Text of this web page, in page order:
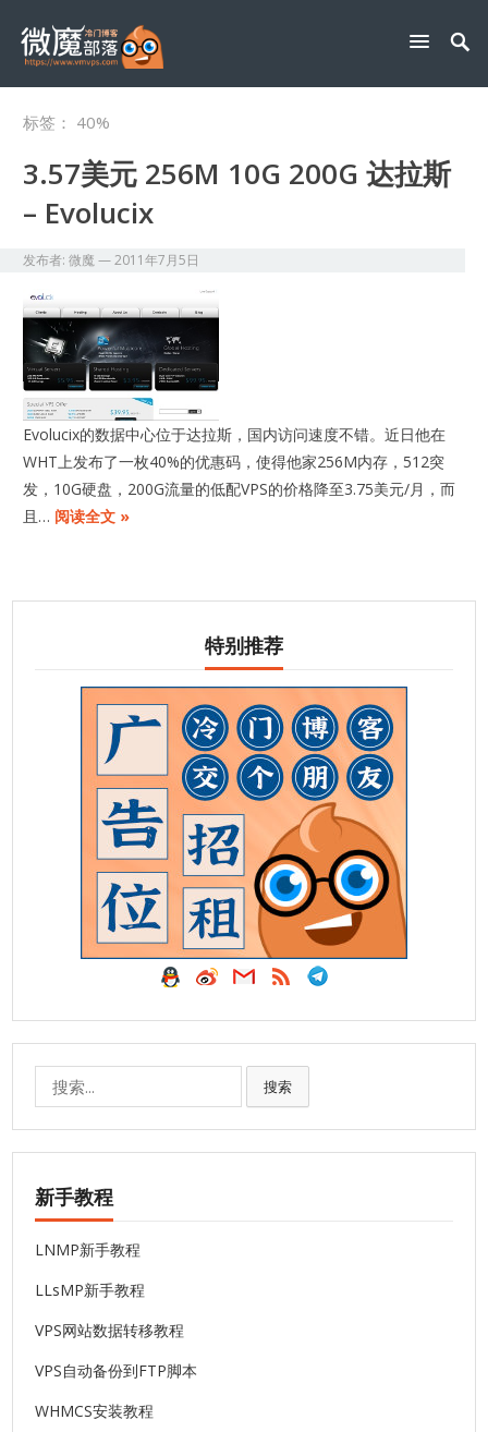
标签： 40%
3.57美元 256M 10G 200G 达拉斯
– Evolucix
发布者:微魔—2011年7月5日
Evolucix的数据中心位于达拉斯，国内访问速度不错。近日他在
WHT上发布了一枚40%的优惠码，使得他家256M内存，512突
发，10G硬盘，200G流量的低配VPS的价格降至3.75美元/月，而
且… 阅读全文 »
特别推荐
搜索
新手教程
LNMP新手教程
LLsMP新手教程
VPS网站数据转移教程
VPS自动备份到FTP脚本
WHMCS安装教程